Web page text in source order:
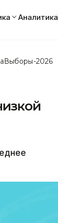
Аналитика
Выборы-2026